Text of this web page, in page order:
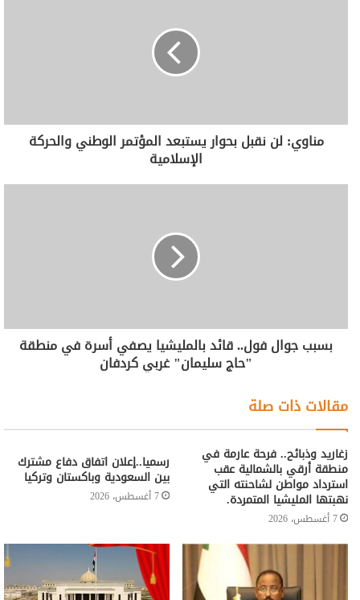
مناوي: لن نقبل بحوار يستبعد المؤتمر الوطني والحركة
الإسلامية
بسبب جوال فول.. قائد بالمليشيا يصفي أسرة في منطقة
"حاج سليمان" غربي كردفان
مقالات ذات صلة
زغاريد وذبائح.. فرحة عارمة في
منطقة أرقي بالشمالية عقب
استرداد مواطن لشاحنته التي
نهبتها المليشيا المتمردة.
7 أغسطس، 2026
رسميا..إعلان اتفاق دفاع مشترك
بين السعودية وباكستان وتركيا
7 أغسطس، 2026